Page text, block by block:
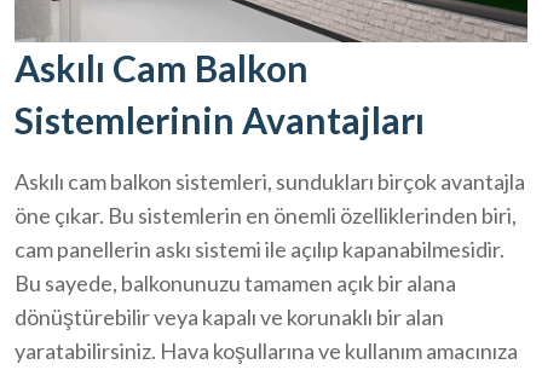
Askılı Cam Balkon
Sistemlerinin Avantajları
Askılı cam balkon sistemleri, sundukları birçok avantajla
öne çıkar. Bu sistemlerin en önemli özelliklerinden biri,
cam panellerin askı sistemi ile açılıp kapanabilmesidir.
Bu sayede, balkonunuzu tamamen açık bir alana
dönüştürebilir veya kapalı ve korunaklı bir alan
yaratabilirsiniz. Hava koşullarına ve kullanım amacınıza